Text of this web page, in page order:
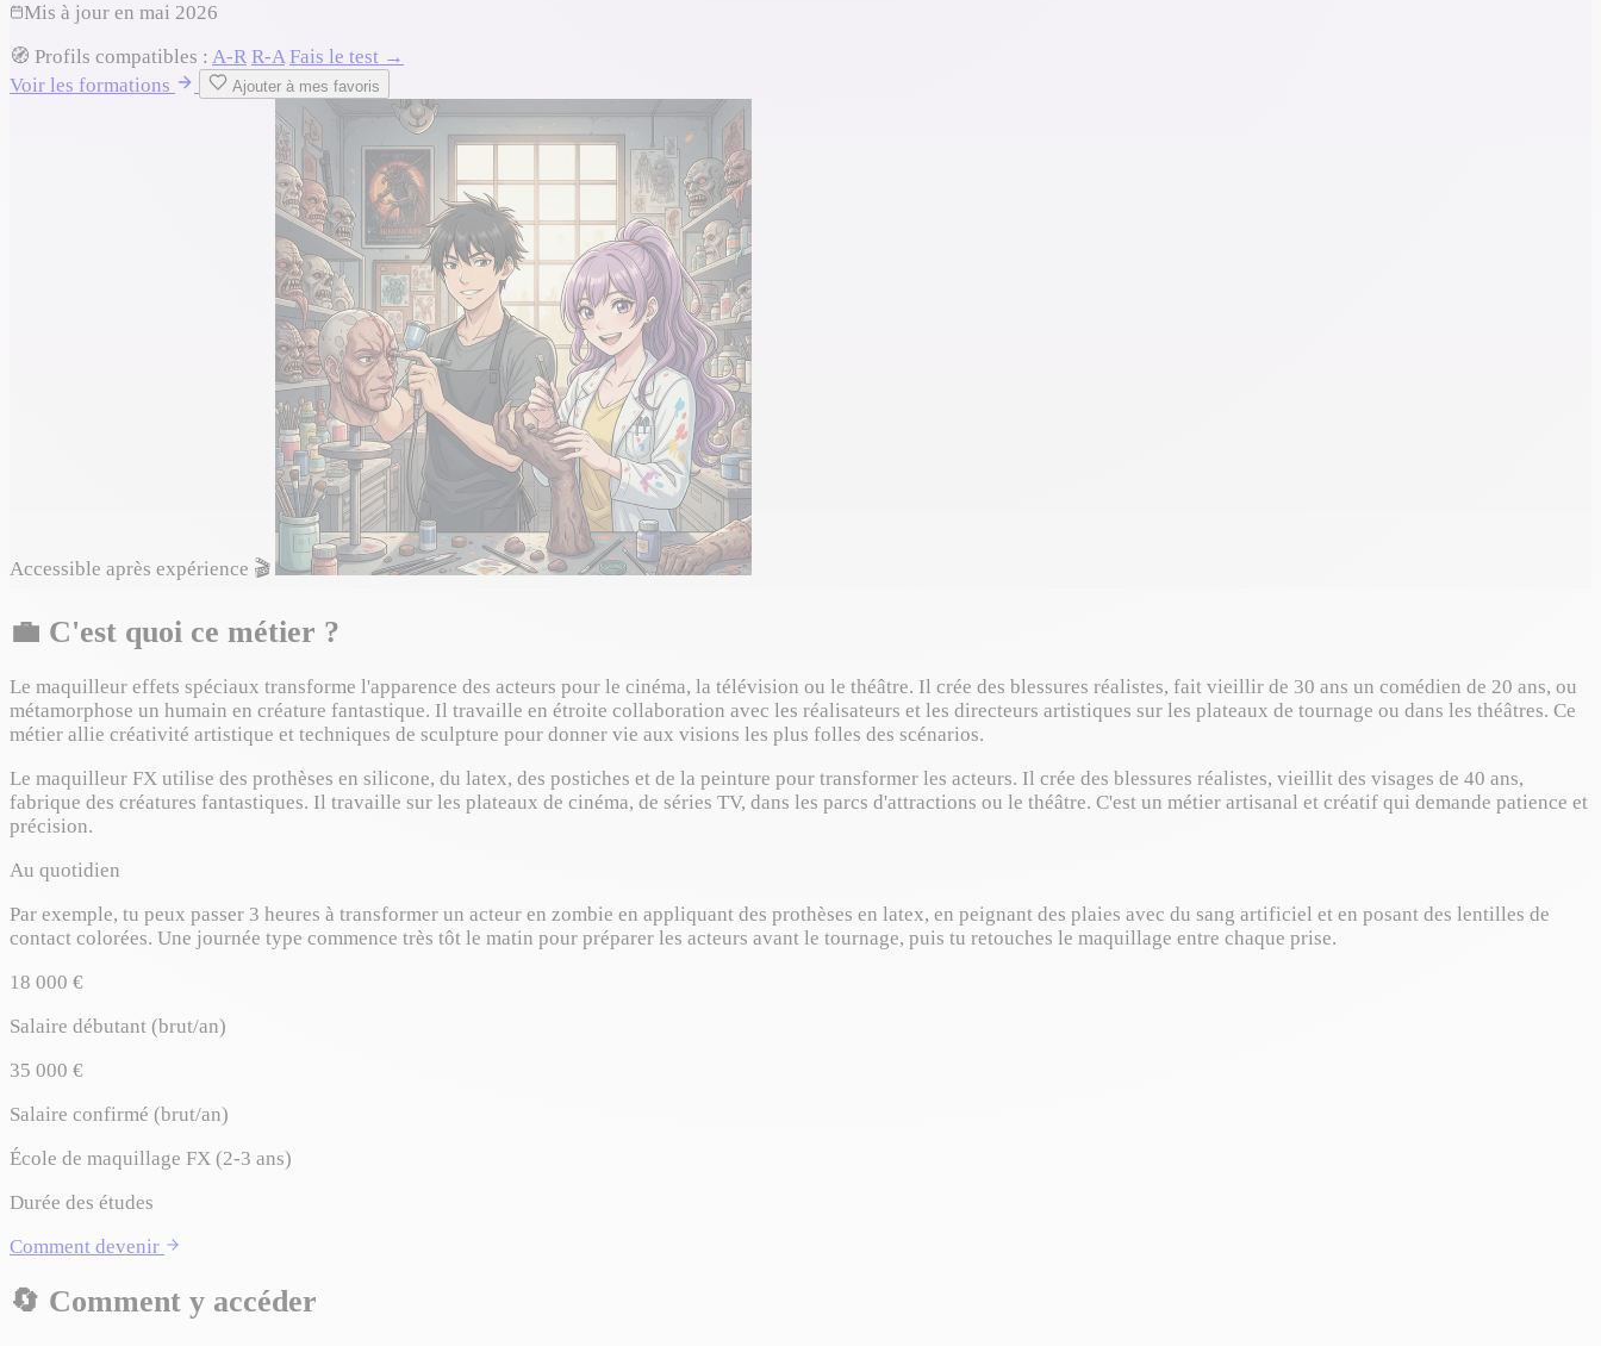
Mis à jour en mai 2026
🧭 Profils compatibles : A-R R-A Fais le test →
Voir les formations
Ajouter à mes favoris
Accessible après expérience 🎬
💼 C'est quoi ce métier ?
Le maquilleur effets spéciaux transforme l'apparence des acteurs pour le cinéma, la télévision ou le théâtre. Il crée des blessures réalistes, fait vieillir de 30 ans un comédien de 20 ans, ou
métamorphose un humain en créature fantastique. Il travaille en étroite collaboration avec les réalisateurs et les directeurs artistiques sur les plateaux de tournage ou dans les théâtres. Ce
métier allie créativité artistique et techniques de sculpture pour donner vie aux visions les plus folles des scénarios.
Le maquilleur FX utilise des prothèses en silicone, du latex, des postiches et de la peinture pour transformer les acteurs. Il crée des blessures réalistes, vieillit des visages de 40 ans,
fabrique des créatures fantastiques. Il travaille sur les plateaux de cinéma, de séries TV, dans les parcs d'attractions ou le théâtre. C'est un métier artisanal et créatif qui demande patience et
précision.
Au quotidien
Par exemple, tu peux passer 3 heures à transformer un acteur en zombie en appliquant des prothèses en latex, en peignant des plaies avec du sang artificiel et en posant des lentilles de
contact colorées. Une journée type commence très tôt le matin pour préparer les acteurs avant le tournage, puis tu retouches le maquillage entre chaque prise.
18 000 €
Salaire débutant (brut/an)
35 000 €
Salaire confirmé (brut/an)
École de maquillage FX (2-3 ans)
Durée des études
Comment devenir
🔄 Comment y accéder